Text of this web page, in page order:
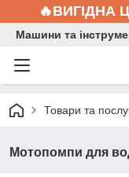
🔥ВИГІДНА
Машини та
Товари та
Мотопомпи для